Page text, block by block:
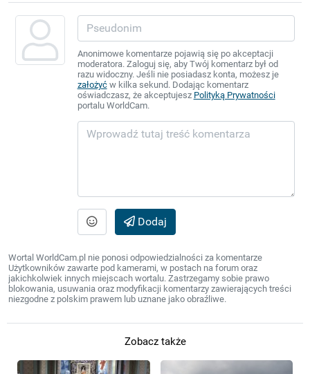
Anonimowe komentarze pojawią się po akceptacji
moderatora. Zaloguj się, aby Twój komentarz był od
razu widoczny. Jeśli nie posiadasz konta, możesz je
założyćw kilka sekund. Dodając komentarz
oświadczasz, że akceptujesz Polityką Prywatności
portalu WorldCam.
Dodaj
Wortal WorldCam.pl nie ponosi odpowiedzialności za komentarze
Użytkowników zawarte pod kamerami, w postach na forum oraz
jakichkolwiek innych miejscach wortalu. Zastrzegamy sobie prawo
blokowania, usuwania oraz modyfikacji komentarzy zawierających treści
niezgodne z polskim prawem lub uznane jako obraźliwe.
Zobacz także